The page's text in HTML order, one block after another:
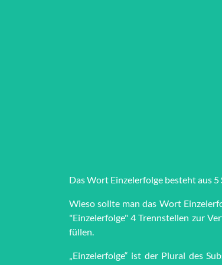
Das Wort Ein­zel­er­fol­ge besteht aus 5
Wieso sollte man das Wort
"Ein­zel­er­fol­ge" 4 Trenn­stel­len zur
füllen.
„Einzelerfolge“ ist der Plural des